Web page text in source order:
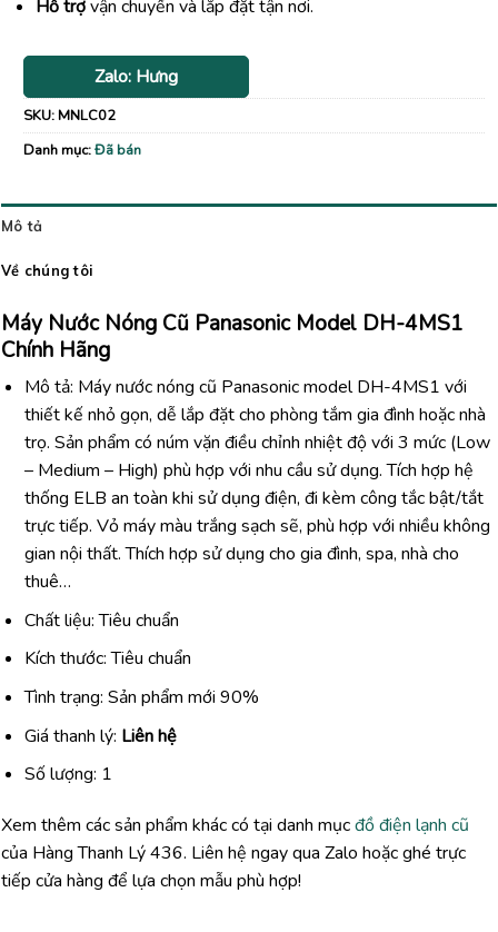
Hỗ trợvận chuyển và lắp đặt tận nơi.
Zalo: Hưng
SKU:MNLC02
Danh mục:Đã bán
Mô tả
Về chúng tôi
Máy Nước Nóng Cũ Panasonic Model DH-4MS1
Chính Hãng
Mô tả: Máy nước nóng cũ Panasonic model DH-4MS1 với
thiết kế nhỏ gọn, dễ lắp đặt cho phòng tắm gia đình hoặc nhà
trọ. Sản phẩm có núm vặn điều chỉnh nhiệt độ với 3 mức (Low
– Medium – High) phù hợp với nhu cầu sử dụng. Tích hợp hệ
thống ELB an toàn khi sử dụng điện, đi kèm công tắc bật/tắt
trực tiếp. Vỏ máy màu trắng sạch sẽ, phù hợp với nhiều không
gian nội thất. Thích hợp sử dụng cho gia đình, spa, nhà cho
thuê…
Chất liệu: Tiêu chuẩn
Kích thước: Tiêu chuẩn
Tình trạng: Sản phẩm mới 90%
Giá thanh lý: Liên hệ
Số lượng: 1
Xem thêm các sản phẩm khác có tại danh mụcđồ điện lạnh cũ
của Hàng Thanh Lý 436. Liên hệ ngay qua Zalo hoặc ghé trực
tiếp cửa hàng để lựa chọn mẫu phù hợp!